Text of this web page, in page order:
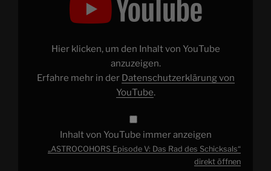
YouTubeHier klicken, um den Inhalt von YouTube
anzuzeigen.
Erfahre mehr in der Datenschutzerklärung von
YouTube.
Inhalt von YouTube immer anzeigen
„ASTROCOHORS Episode V: Das Rad des Schicksals“
direkt öffnen